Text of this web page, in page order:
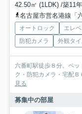
42.50㎡ (1LDK) /築11
名古屋市営名港線「
オートロック エレ
防犯カメラ
外観タイ
六番町駅徒歩８分。ペ
ク・防犯カメラ・宅配
見る
募集中の部屋